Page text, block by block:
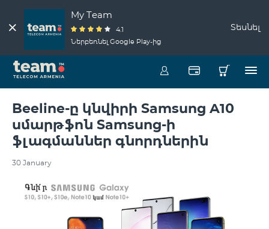
My Team
4.1
Ներբեռնել Google Play-ից
Տեսնել
Beeline-ը կնվիրի Samsung A10
սմարթֆոն Samsung-ի
ֆլագմաններ գնորդներին
30 January